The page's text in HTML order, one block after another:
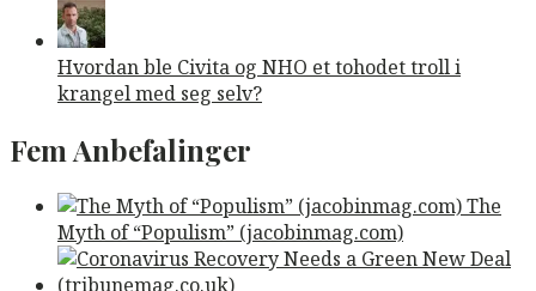
Hvordan ble Civita og NHO et tohodet troll i
krangel med seg selv?
Fem Anbefalinger
The
Myth of “Populism” (jacobinmag.com)